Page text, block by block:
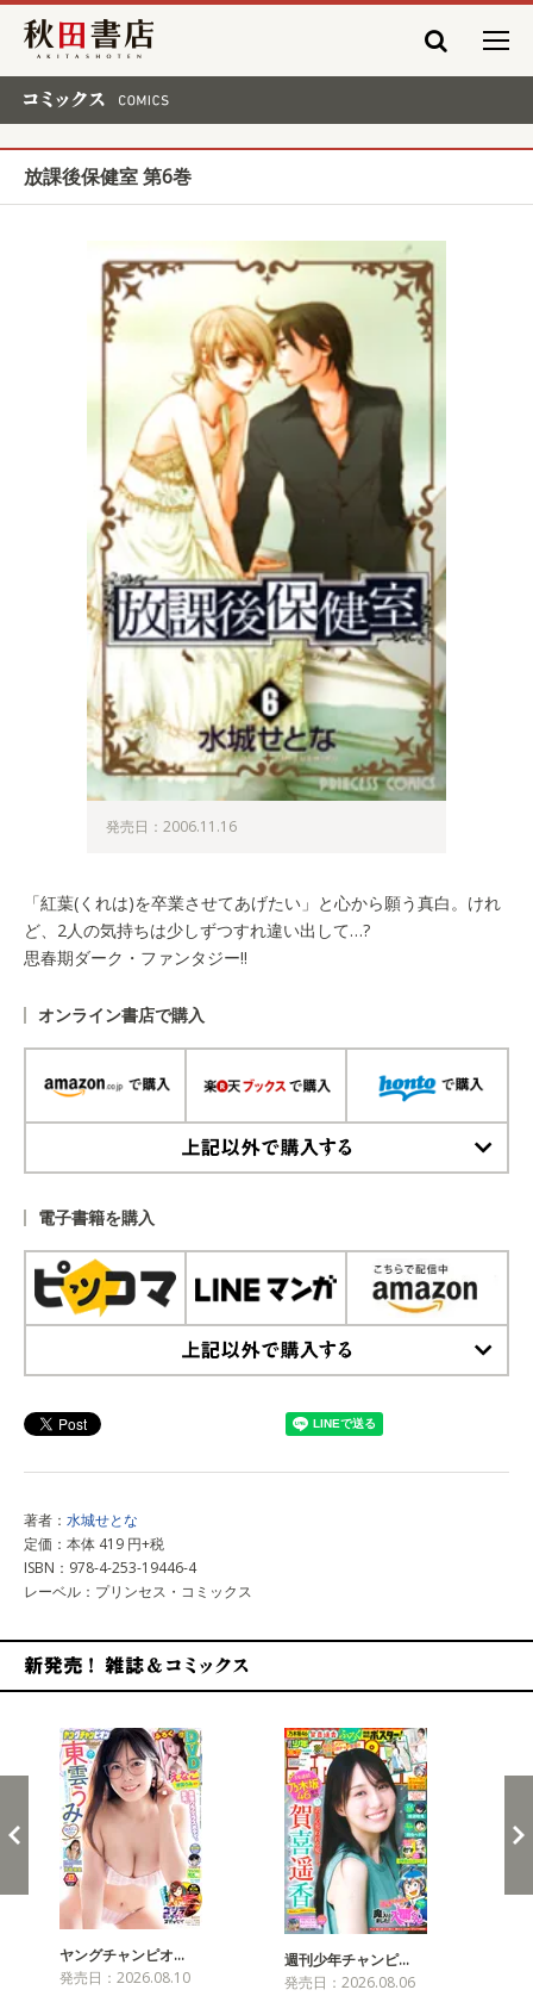
秋田書店
放課後保健室 第6巻
発売日：2006.11.16
「紅葉(くれは)を卒業させてあげたい」と心から願う真白。けれ
ど、2人の気持ちは少しずつすれ違い出して…?
思春期ダーク・ファンタジー!!
オンライン書店で購入
電子書籍を購入
著者： 水城せとな
定価：本体 419 円+税
ISBN：978-4-253-19446-4
レーベル：プリンセス・コミックス
ヤングチャンピオ…
発売日：2026.08.10
週刊少年チャンピ…
発売日：2026.08.06